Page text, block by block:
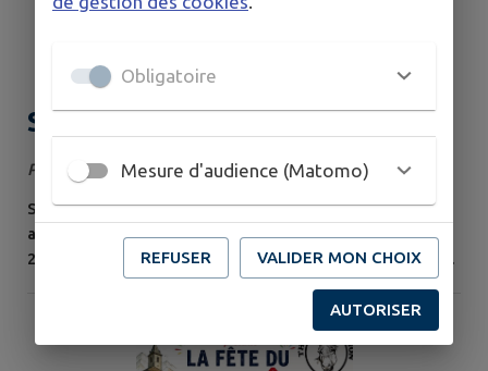
Stage BD & Manga
Publié le jeudi 30 juillet 2026
Stage de BD Manga ouvert aux enfants, adolescents et
adultes à partir de 9 ans. 5 séances de 2 heures, du
24/08 au 28/08, de 14h30 à 16h30 en salle Belledonne.
Obligatoire
Mesure d'audience (Matomo)
REFUSER VALIDER MON CHOIX
AUTORISER